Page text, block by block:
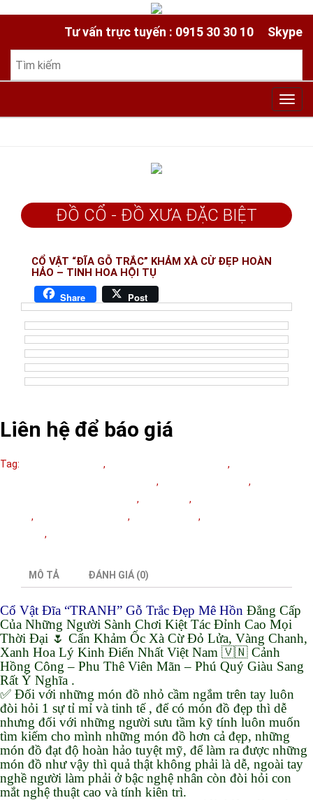
Tư vấn trực tuyến : 0915 30 30 10 Skype
ĐỒ CỔ - ĐỒ XƯA ĐẶC BIỆT
CỔ VẬT “ĐĨA GỖ TRẮC” KHẢM XÀ CỪ ĐẸP HOÀN
HẢO – TINH HOA HỘI TỤ
Share Post
Liên hệ để báo giá
Tag: , ,
, ,
, ,
, , ,
,
MÔ TẢ ĐÁNH GIÁ (0)
Cổ Vật Đĩa “TRANH” Gỗ Trắc Đẹp Mê Hồn Đẳng Cấp
Của Những Người Sành Chơi Kiệt Tác Đỉnh Cao Mọi
Thời Đại 🌷 Cẩn Khảm Ốc Xà Cừ Đỏ Lửa, Vàng Chanh,
Xanh Hoa Lý Kinh Điển Nhất Việt Nam 🇻🇳 Cảnh
Hồng Công – Phu Thê Viên Mãn – Phú Quý Giàu Sang
Rất Ý Nghĩa .
✅ Đối với những món đồ nhỏ cầm ngắm trên tay luôn
đòi hỏi 1 sự tỉ mỉ và tinh tế , để có món đồ đẹp thì dễ
nhưng đối với những người sưu tầm kỹ tính luôn muốn
tìm kiếm cho mình những món đồ hơn cả đẹp, những
món đồ đạt độ hoàn hảo tuyệt mỹ, để làm ra được những
món đồ như vậy thì quả thật không phải là dễ, ngoài tay
nghề người làm phải ở bậc nghệ nhân còn đòi hỏi con
mắt nghệ thuật cao và tính kiên trì.